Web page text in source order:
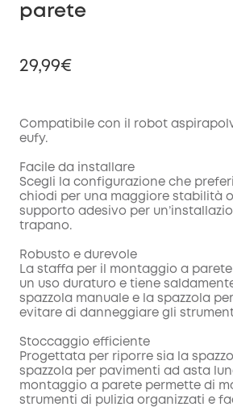
parete
29,99€
di sconto
Codice:
Compatibile con il robot
eufy.
Facile da installare
Scegli la configurazione che
chiodi per una maggiore stabilità o
supporto adesivo per
trapano.
Robusto e durevole
La staffa per il montaggio a
un uso duraturo e tiene
spazzola manuale e la spazzola
evitare di danneggiare gli
Stoccaggio efficiente
Progettata per riporre sia la
spazzola per pavimenti ad asta
montaggio a parete permette di
strumenti di pulizia organizzati e